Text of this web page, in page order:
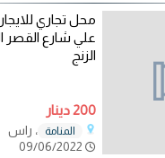
محل تجاري
علي شارع القصر
الزنج
200 دينار
المنامة
، راس